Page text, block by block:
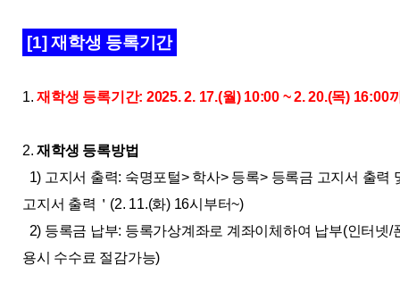
[1] 재학생 등록기간
1.재학생 등록기간: 2025. 2. 17.(월) 10:00 ~ 2. 20.(목) 16:00
2.재학생 등록방법
1) 고지서 출력: 숙명포털> 학사> 등록> 등록금 고지서 출력
고지서 출력＇(2. 11.(화) 16시부터~)
2) 등록금 납부: 등록가상계좌로 계좌이체하여 납부(인터넷/
용시 수수료 절감가능)